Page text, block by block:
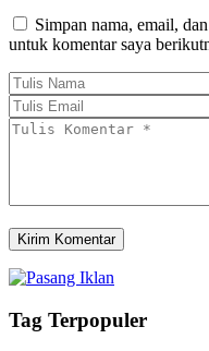
Simpan nama, email,
untuk komentar saya
Tag Terpopuler